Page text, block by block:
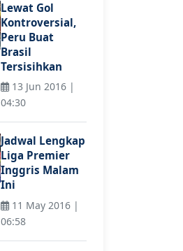
Lewat Gol
Kontroversial,
Peru Buat
Brasil
Tersisihkan
13 Jun 2016 |
04:30
Jadwal Lengkap
Liga Premier
Inggris Malam
Ini
11 May 2016 |
06:58